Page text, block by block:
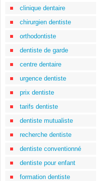
clinique dentaire
chirurgien dentiste
orthodontiste
dentiste de garde
centre dentaire
urgence dentiste
prix dentiste
tarifs dentiste
dentiste mutualiste
recherche dentiste
dentiste conventionné
dentiste pour enfant
formation dentiste